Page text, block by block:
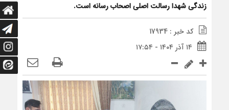
زندگی شهدا رسالت اصلی اصحاب رسانه است.
کد خبر : 17934
۱۴ آذر ۱۴۰۴ - ۱۷:۵۴